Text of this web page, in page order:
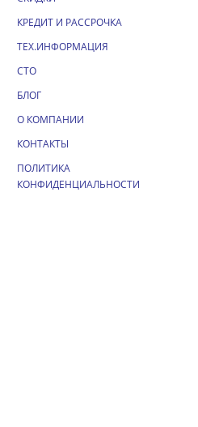
КРЕДИТ И РАССРОЧКА
ТЕХ.ИНФОРМАЦИЯ
СТО
БЛОГ
О КОМПАНИИ
КОНТАКТЫ
ПОЛИТИКА
КОНФИДЕНЦИАЛЬНОСТИ